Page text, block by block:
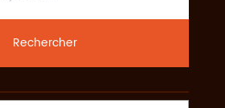
Rechercher